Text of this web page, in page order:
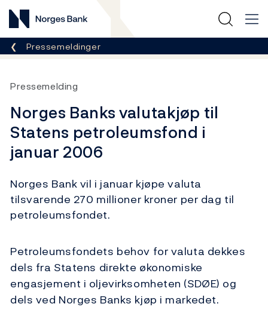
Norges Bank
Her er du nå:
Pressemeldinger
Pressemelding
Norges Banks valutakjøp til
Statens petroleumsfond i
januar 2006
Norges Bank vil i januar kjøpe valuta
tilsvarende 270 millioner kroner per dag til
petroleumsfondet.
Petroleumsfondets behov for valuta dekkes
dels fra Statens direkte økonomiske
engasjement i oljevirksomheten (SDØE) og
dels ved Norges Banks kjøp i markedet.